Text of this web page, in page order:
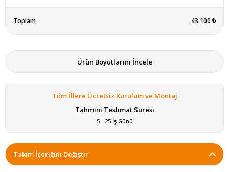
Toplam 43.100 ₺
Ürün Boyutlarını İncele
Tüm İllere Ücretsiz Kurulum ve Montaj
Tahmini Teslimat Süresi
5 - 25 İş Günü
Takım İçeriğini Değiştir